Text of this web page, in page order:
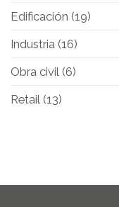
Edificación (19)
Industria (16)
Obra civil (6)
Retail (13)